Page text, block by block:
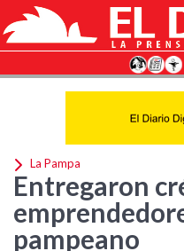
La Pampa
Entregaron
pampeano